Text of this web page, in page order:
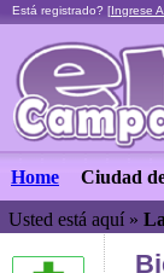
Está registrado? [Ingrese
Home Ciudad
Usted está aquí »